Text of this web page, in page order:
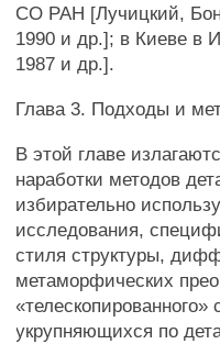
СО РАН [Лучицкий,
1990 и др.]; в Киеве в
1987 и др.].
Глава 3. Подходы и
В этой главе
наработки методов
избирательно
исследования,
стиля структуры,
метаморфических
укрупняющихся по